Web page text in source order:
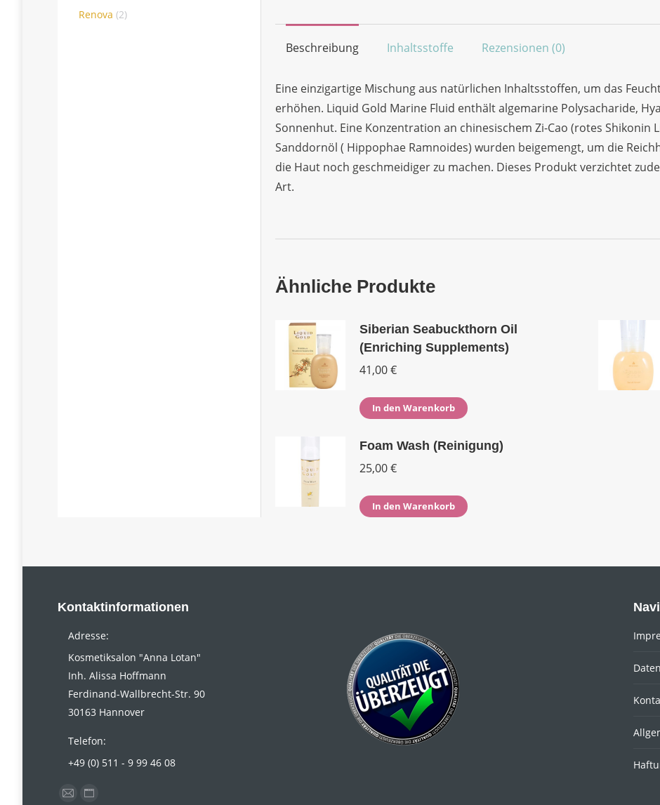
Beschreibung Inhaltsstoffe Rezensionen (0)
Eine einzigartige Mischung aus natürlichen Inhaltsstoffen, um das
erhöhen. Liquid Gold Marine Fluid enthält algemarine Polysacharide,
Sonnenhut. Eine Konzentration an chinesischem Zi-Cao (rotes Shikonin
Sanddornöl ( Hippophae Ramnoides) wurden beigemengt, um die
die Haut noch geschmeidiger zu machen. Dieses Produkt verzichtet
Art.
Ähnliche Produkte
Siberian Seabuckthorn Oil
(Enriching Supplements)
41,00€
In den Warenkorb
Foam Wash (Reinigung)
25,00€
In den Warenkorb
Renova (2)
Kontaktinformationen
Adresse:
Kosmetiksalon "Anna Lotan"
Inh. Alissa Hoffmann
Ferdinand-Wallbrecht-Str. 90
30163 Hannover
Telefon:
+49 (0) 511 - 9 99 46 08
Finden Sie uns auf:
E- Website